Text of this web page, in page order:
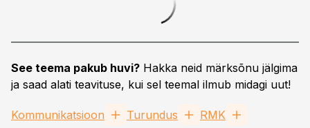
See teema pakub huvi? Hakka neid märksõnu jälgima
ja saad alati teavituse, kui sel teemal ilmub midagi uut!
Kommunikatsioon Turundus RMK